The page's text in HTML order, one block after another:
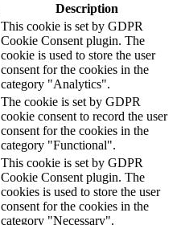
Description
This cookie is set by GDPR
Cookie Consent plugin. The
cookie is used to store the user
consent for the cookies in the
category "Analytics".
The cookie is set by GDPR
cookie consent to record the user
consent for the cookies in the
category "Functional".
This cookie is set by GDPR
Cookie Consent plugin. The
cookies is used to store the user
consent for the cookies in the
category "Necessary".